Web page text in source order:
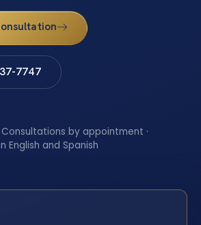
7747
by appointment ·
English and Spanish